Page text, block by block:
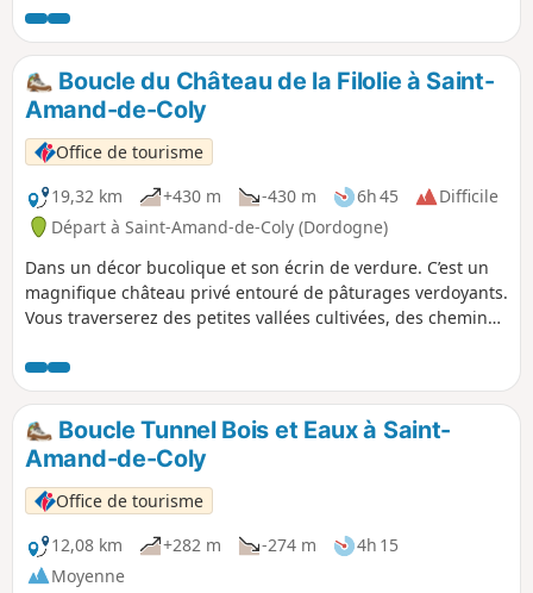
ombragées procurent fraîcheur et confort.
Boucle du Château de la Filolie à Saint-
Amand-de-Coly
Office de tourisme
19,32 km
+430 m -430 m 6h 45
Difficile
Départ à Saint-Amand-de-Coly (Dordogne)
Dans un décor bucolique et son écrin de verdure. C’est un
magnifique château privé entouré de pâturages verdoyants.
Vous traverserez des petites vallées cultivées, des chemins
restaurés et pourrez apprécier de magnifiques points de
vue.
Boucle Tunnel Bois et Eaux à Saint-
Amand-de-Coly
Office de tourisme
12,08 km
+282 m -274 m
4h 15
Moyenne